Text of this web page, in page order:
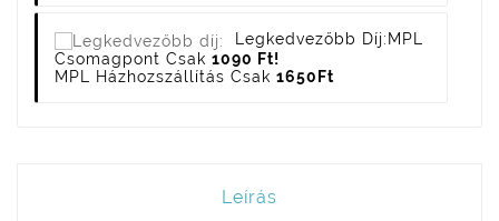
Legkedvezőbb Díj: MPL
Csomagpont Csak 1090 Ft!
MPL Házhozszállítás Csak 1650Ft
Leírás